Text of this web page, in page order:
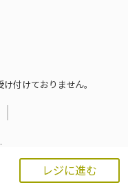
レジに進む
付けておりません。